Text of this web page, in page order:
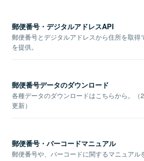
郵便番号・デジタルアドレスAPI
郵便番号とデジタルアドレスから住所を取得
を提供。
郵便番号データのダウンロード
各種データのダウンロードはこちらから。（
更新）
郵便番号・バーコードマニュアル
郵便番号や、バーコードに関するマニュアル